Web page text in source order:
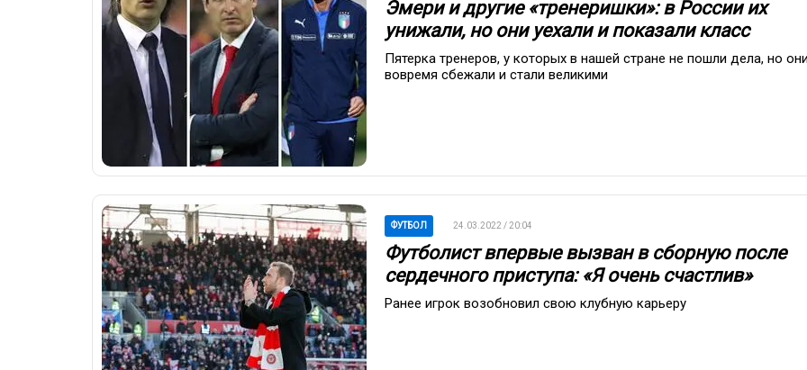
Эмери и другие «тренеришки»: в России их
унижали, но они уехали и показали класс
Пятерка тренеров, у которых в нашей стране не пошли дела, но
вовремя сбежали и стали великими
ФУТБОЛ 24.03.2022 / 20:04
Футболист впервые вызван в сборную после
сердечного приступа: «Я очень счастлив»
Ранее игрок возобновил свою клубную карьеру